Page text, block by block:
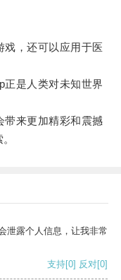
，还可以应用于医
是人类对未知世界
来更加精彩和震撼
泄露个人信息，让我非常
支持[0] 反对[0]